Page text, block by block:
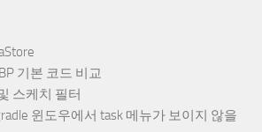
기본 코드 비교
스케치 필터
윈도우에서 task 메뉴가 보이지 않을